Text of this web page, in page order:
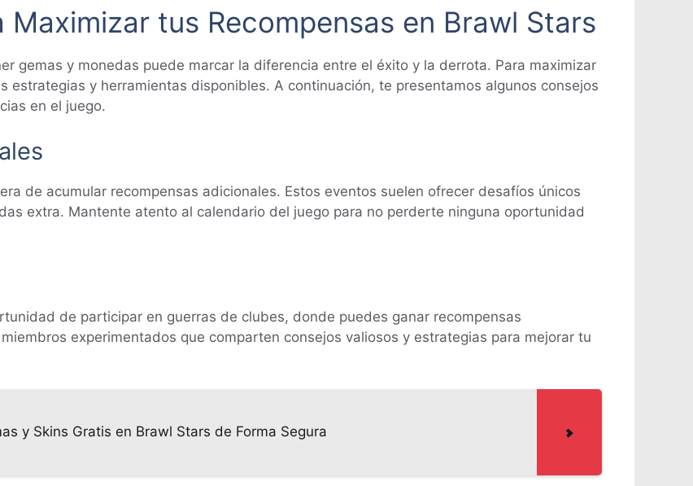
tus Recompensas en Brawl Stars
gemas y monedas puede marcar la diferencia entre el éxito y la derrota. Para maximizar
estrategias y herramientas disponibles. A continuación, te presentamos algunos consejos
en el juego.
de acumular recompensas adicionales. Estos eventos suelen ofrecer desafíos únicos
extra. Mantente atento al calendario del juego para no perderte ninguna oportunidad
de participar en guerras de clubes, donde puedes ganar recompensas
experimentados que comparten consejos valiosos y estrategias para mejorar tu
y Skins Gratis en Brawl Stars de Forma Segura